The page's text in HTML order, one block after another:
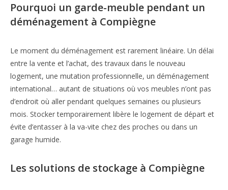
Pourquoi un garde-meuble pendant un
déménagement à Compiègne
Le moment du déménagement est rarement linéaire. Un délai
entre la vente et l’achat, des travaux dans le nouveau
logement, une mutation professionnelle, un déménagement
international… autant de situations où vos meubles n’ont pas
d’endroit où aller pendant quelques semaines ou plusieurs
mois. Stocker temporairement libère le logement de départ et
évite d’entasser à la va-vite chez des proches ou dans un
garage humide.
Les solutions de stockage à Compiègne